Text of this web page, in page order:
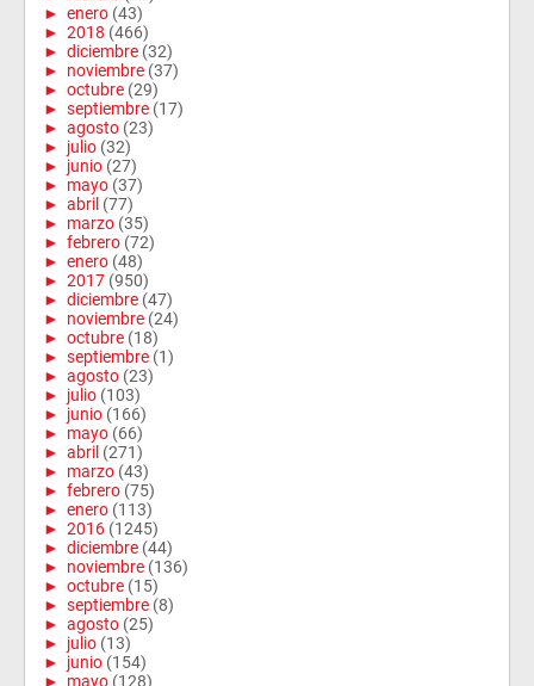
► enero (43)
► 2018 (466)
► diciembre (32)
► noviembre (37)
► octubre (29)
► septiembre (17)
► agosto (23)
► julio (32)
► junio (27)
► mayo (37)
► abril (77)
► marzo (35)
► febrero (72)
► enero (48)
► 2017 (950)
► diciembre (47)
► noviembre (24)
► octubre (18)
► septiembre (1)
► agosto (23)
► julio (103)
► junio (166)
► mayo (66)
► abril (271)
► marzo (43)
► febrero (75)
► enero (113)
► 2016 (1245)
► diciembre (44)
► noviembre (136)
► octubre (15)
► septiembre (8)
► agosto (25)
► julio (13)
► junio (154)
► mayo (128)